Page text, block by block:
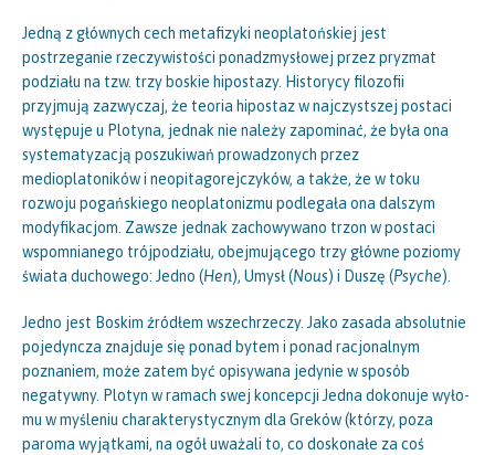
Jedną z głównych cech metafizyki neoplatońskiej jest
postrzeganie rzeczywistości ponadzmysłowej przez pryzmat
podziału na tzw. trzy boskie hipostazy. Historycy filozofii
przyjmują zazwyczaj, że teoria hipostaz w najczystszej postaci
występuje u Plotyna, jednak nie należy zapominać, że była ona
systematyzacją poszukiwań prowadzonych przez
medioplatoników i neopitagorejczyków, a także, że w toku
rozwoju pogańskiego neoplatonizmu podlegała ona dalszym
modyfikacjom. Zawsze jednak zachowywano trzon w postaci
wspomnianego trójpodziału, obejmującego trzy główne poziomy
świata duchowego: Jedno (Hen), Umysł (Nous) i Duszę (Psyche).
Jedno jest Boskim źródłem wszechrzeczy. Jako zasada absolutnie
pojedyncza znajduje się ponad bytem i ponad racjonalnym
poznaniem, może zatem być opisywana jedynie w sposób
negatywny. Plotyn w ramach swej koncepcji Jedna dokonuje wyło-
mu w myśleniu charakterystycznym dla Greków (którzy, poza
paroma wyjątkami, na ogół uważali to, co doskonałe za coś